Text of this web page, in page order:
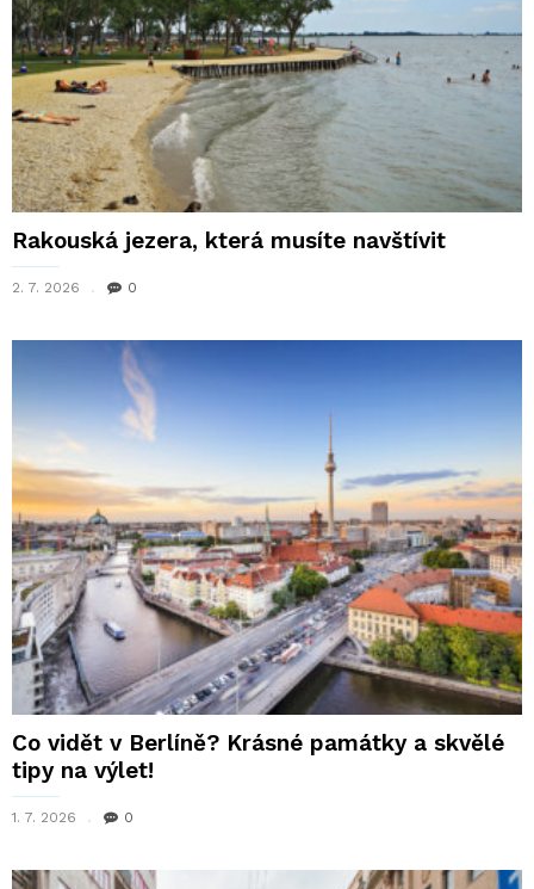
Rakouská jezera, která musíte navštívit
2. 7. 2026 0
Co vidět v Berlíně? Krásné památky a skvělé
tipy na výlet!
1. 7. 2026 0